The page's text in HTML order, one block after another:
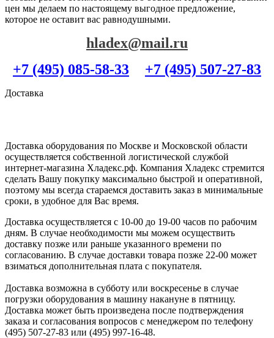
цен мы делаем по настоящему выгодное предложение,
которое не оставит вас равнодушными.
hladex@mail.ru
+7 (495) 085-58-33
+7 (495) 507-27-83
Доставка
Доставка оборудования по Москве и Московской области
осуществляется собственной логистической службой
интернет-магазина Хладекс.рф. Компания Хладекс стремится
сделать Вашу покупку максимально быстрой и оперативной,
поэтому мы всегда стараемся доставить заказ в минимальные
сроки, в удобное для Вас время.
Доставка осуществляется с 10-00 до 19-00 часов по рабочим
дням. В случае необходимости мы можем осуществить
доставку позже или раньше указанного времени по
согласованию. В случае доставки товара позже 22-00 может
взиматься дополнительная плата с покупателя.
Доставка возможна в субботу или воскресенье в случае
погрузки оборудования в машину накануне в пятницу.
Доставка может быть произведена после подтверждения
заказа и согласования вопросов с менеджером по телефону
(495) 507-27-83 или (495) 997-16-48.